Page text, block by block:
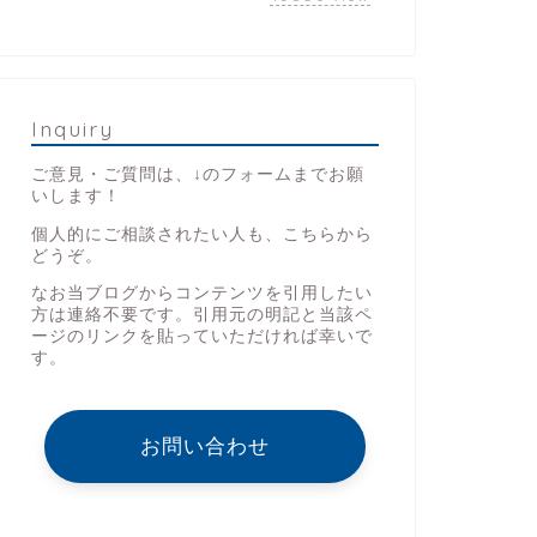
Inquiry
ご意見・ご質問は、↓のフォームまでお願
いします！
個人的にご相談されたい人も、こちらから
どうぞ。
なお当ブログからコンテンツを引用したい
方は連絡不要です。引用元の明記と当該ペ
ージのリンクを貼っていただければ幸いで
す。
お問い合わせ